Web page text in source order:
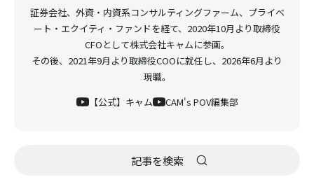
証券会社、外資・内資系コンサルティングファーム、プライベ
ート・エクイティ・ファンドを経て、2020年10月より取締役
CFOとして株式会社キャムに参画。
その後、2021年9月より取締役COOに就任し、2026年6月より
現職。
【公式】キャム
CAM's POV編集部